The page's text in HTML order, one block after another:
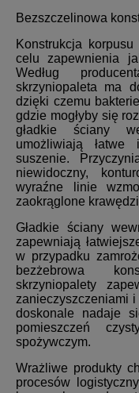
Bezszczelinowa
Konstrukcja
celu zapewnienia
Według
skrzyniopaleta ma
dzięki czemu
gdzie mogłyby się
gładkie ściany
umożliwiają
suszenie.
niewidoczny,
wyraźne linie
zaokrąglone
Gładkie ściany
zapewniają
w przypadku
bezżebrowa
skrzyniopalety
zanieczyszczeniami
doskonale nadaje
pomieszczeń
spożywczym.
Wrażliwe produkty
procesów